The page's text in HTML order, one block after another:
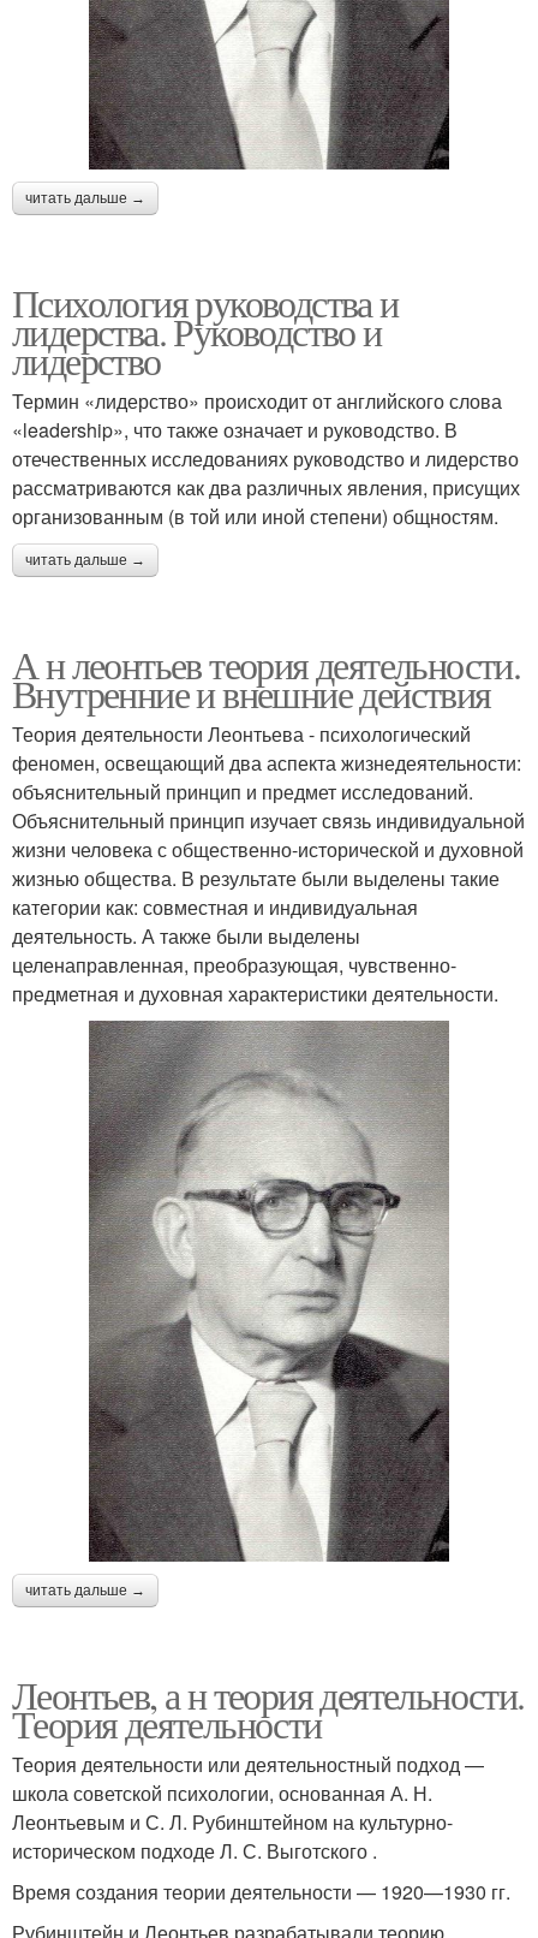
читать дальше →
Психология руководства и
лидерства. Руководство и
лидерство
Термин «лидерство» происходит от английского слова
«leadership», что также означает и руководство. В
отечественных исследованиях руководство и лидерство
рассматриваются как два различных явления, присущих
организованным (в той или иной степени) общностям.
читать дальше →
А н леонтьев теория деятельности.
Внутренние и внешние действия
Теория деятельности Леонтьева - психологический
феномен, освещающий два аспекта жизнедеятельности:
объяснительный принцип и предмет исследований.
Объяснительный принцип изучает связь индивидуальной
жизни человека с общественно-исторической и духовной
жизнью общества. В результате были выделены такие
категории как: совместная и индивидуальная
деятельность. А также были выделены
целенаправленная, преобразующая, чувственно-
предметная и духовная характеристики деятельности.
читать дальше →
Леонтьев, а н теория деятельности.
Теория деятельности
Теория деятельности или деятельностный подход —
школа советской психологии, основанная А. Н.
Леонтьевым и С. Л. Рубинштейном на культурно-
историческом подходе Л. С. Выготского .
Время создания теории деятельности — 1920—1930 гг.